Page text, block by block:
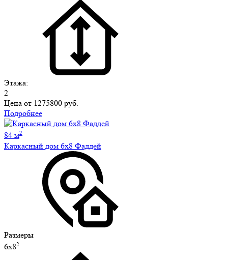
Этажа:
2
Цена от 1275800 руб.
Подробнее
84 м2
Каркасный дом 6х8 Фаддей
Размеры
6х82